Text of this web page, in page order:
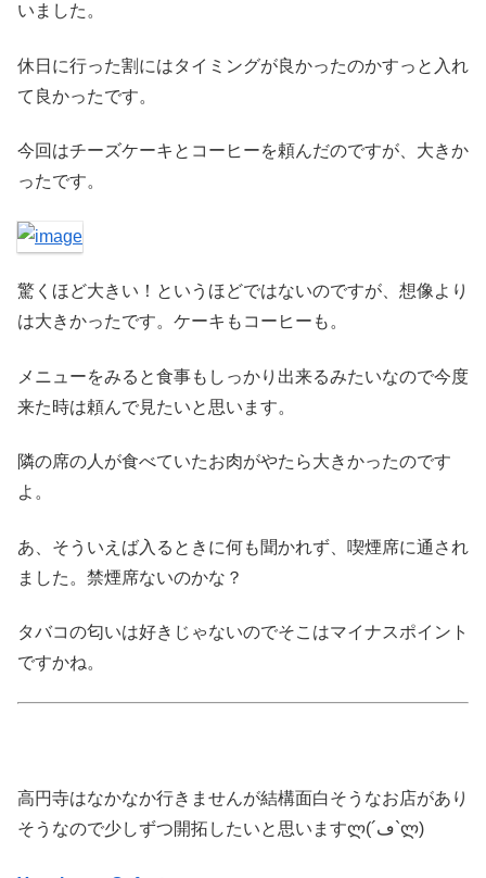
いました。
休日に行った割にはタイミングが良かったのかすっと入れ
て良かったです。
今回はチーズケーキとコーヒーを頼んだのですが、大きか
ったです。
驚くほど大きい！というほどではないのですが、想像より
は大きかったです。ケーキもコーヒーも。
メニューをみると食事もしっかり出来るみたいなので今度
来た時は頼んで見たいと思います。
隣の席の人が食べていたお肉がやたら大きかったのです
よ。
あ、そういえば入るときに何も聞かれず、喫煙席に通され
ました。禁煙席ないのかな？
タバコの匂いは好きじゃないのでそこはマイナスポイント
ですかね。
高円寺はなかなか行きませんが結構面白そうなお店があり
そうなので少しずつ開拓したいと思いますლ(´ڡ`ლ)